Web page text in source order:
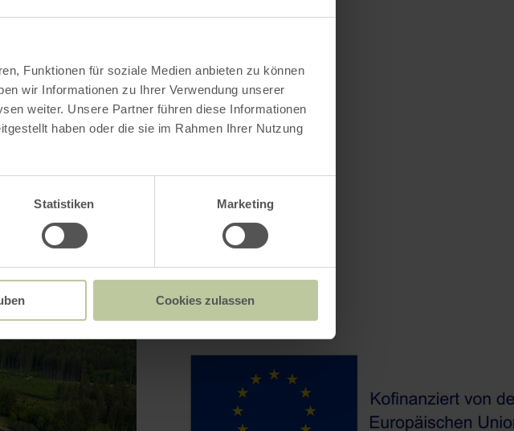
Funktionen für soziale Medien anbieten zu können
wir Informationen zu Ihrer Verwendung unserer
weiter. Unsere Partner führen diese Informationen
haben oder die sie im Rahmen Ihrer Nutzung
Statistiken Marketing
Cookies zulassen